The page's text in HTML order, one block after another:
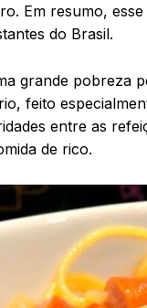
Em resumo,
do Brasil.
grande pobreza
feito
entre as
de rico.